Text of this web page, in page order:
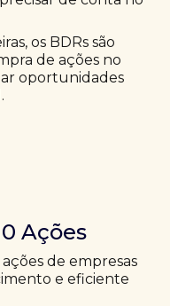
os BDRs são
de ações no
oportunidades
Ações
de empresas
e eficiente